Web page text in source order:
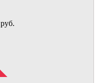
руб.